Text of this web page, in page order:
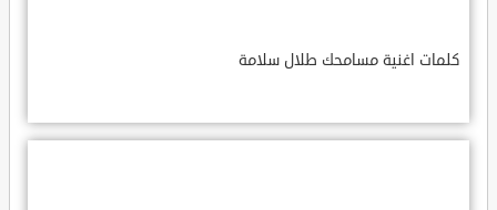
كلمات اغنية مسامحك طلال سلامة